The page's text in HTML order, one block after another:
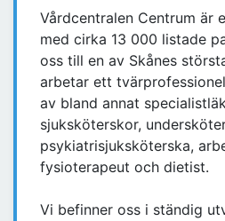
Vårdcentralen Centrum är
med cirka 13 000 listade
oss till en av Skånes
arbetar ett
av bland annat
sjuksköterskor,
psykiatrisjuksköterska,
fysioterapeut och dietist.
Vi befinner oss i ständig